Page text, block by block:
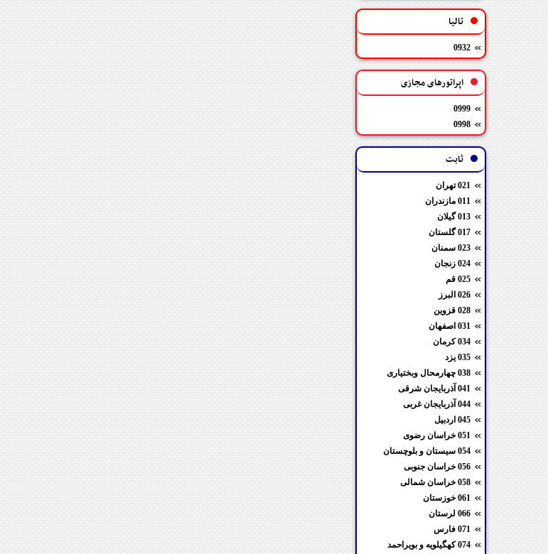
تالیا
0932
اپراتورهای مجازی
0999
0998
ثابت
021 تهران
011 مازندران
013 گیلان
017 گلستان
023 سمنان
024 زنجان
025 قم
026 البرز
028 قزوین
031 اصفهان
034 کرمان
035 یزد
038 چهارمحال وبختیاری
041 آذربایجان شرقی
044 آذربایجان غربی
045 اردبیل
051 خراسان رضوی
054 سیستان و بلوچستان
056 خراسان جنوبی
058 خراسان شمالی
061 خوزستان
066 لرستان
071 فارس
074 کهگیلویه و بویراحمد